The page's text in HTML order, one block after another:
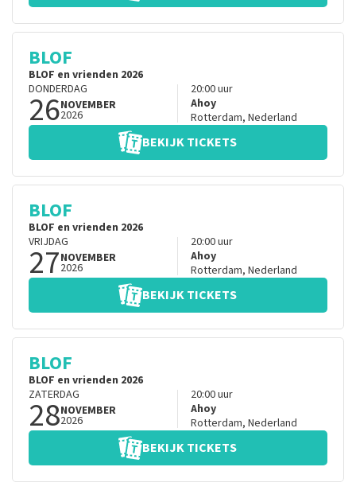
BLOF
BLOF en vrienden 2026
DONDERDAG
26NOVEMBER
2026
20:00uur
Ahoy
Rotterdam, Nederland
BEKIJK TICKETS
BLOF
BLOF en vrienden 2026
VRIJDAG
27NOVEMBER
2026
20:00uur
Ahoy
Rotterdam, Nederland
BEKIJK TICKETS
BLOF
BLOF en vrienden 2026
ZATERDAG
28NOVEMBER
2026
20:00uur
Ahoy
Rotterdam, Nederland
BEKIJK TICKETS